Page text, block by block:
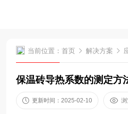
当前位置：首页 解决方案
保温砖导热系数的测定方
更新时间：2025-02-10 浏